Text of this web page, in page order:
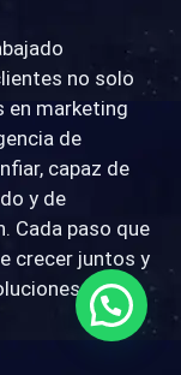
no solo
en marketing
de
capaz de
y de
Cada paso que
crecer juntos y